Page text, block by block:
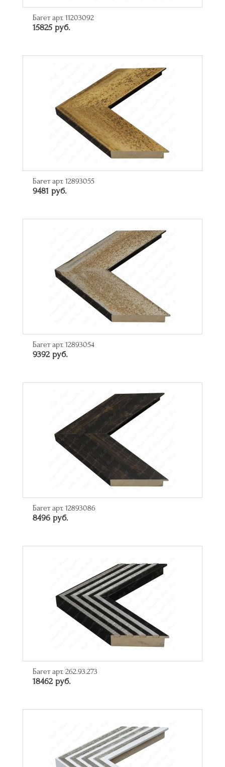
Багет арт. 11203092
15825 руб.
Багет арт. 12893055
9481 руб.
Багет арт. 12893054
9392 руб.
Багет арт. 12893086
8496 руб.
Багет арт. 262.93.273
18462 руб.